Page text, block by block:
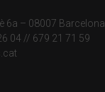
6a – 08007 Barcelona
04 // 679 21 71 59